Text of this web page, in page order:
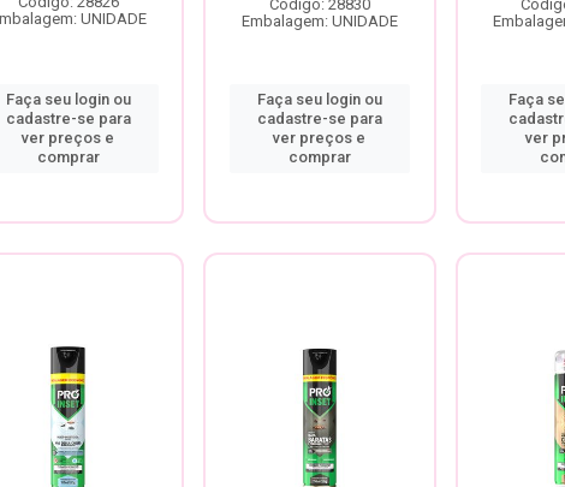
UNIDADE
Faça seu login ou
cadastre-se para
ver preços e
comprar
Código: 28830
Embalagem: UNIDADE
Faça seu login ou
cadastre-se para
ver preços e
comprar
Faça
ver